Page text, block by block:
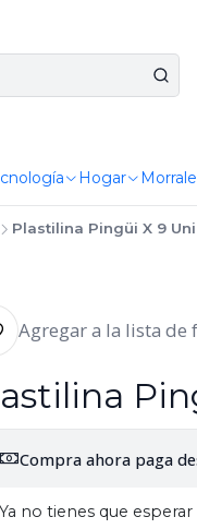
Hogar
Plastilina Pingüi X 9
Agregar a la lista de
Compra ahora paga
Ya no tienes que